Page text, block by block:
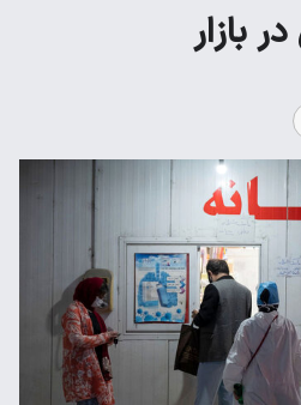
بازار